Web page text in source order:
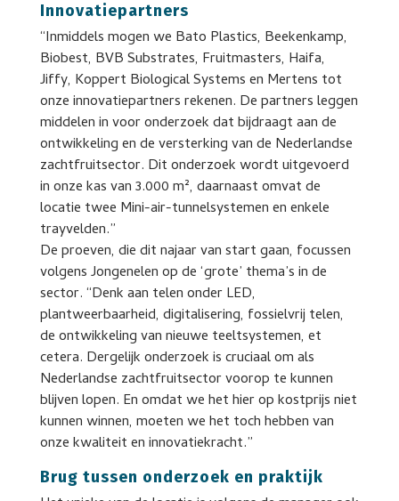
Innovatiepartners
“Inmiddels mogen we Bato Plastics, Beekenkamp,
Biobest, BVB Substrates, Fruitmasters, Haifa,
Jiffy, Koppert Biological Systems en Mertens tot
onze innovatiepartners rekenen. De partners leggen
middelen in voor onderzoek dat bijdraagt aan de
ontwikkeling en de versterking van de Nederlandse
zachtfruitsector. Dit onderzoek wordt uitgevoerd
in onze kas van 3.000 m², daarnaast omvat de
locatie twee Mini-air-tunnelsystemen en enkele
trayvelden.”
De proeven, die dit najaar van start gaan, focussen
volgens Jongenelen op de ‘grote’ thema’s in de
sector. “Denk aan telen onder LED,
plantweerbaarheid, digitalisering, fossielvrij telen,
de ontwikkeling van nieuwe teeltsystemen, et
cetera. Dergelijk onderzoek is cruciaal om als
Nederlandse zachtfruitsector voorop te kunnen
blijven lopen. En omdat we het hier op kostprijs niet
kunnen winnen, moeten we het toch hebben van
onze kwaliteit en innovatiekracht.”
Brug tussen onderzoek en praktijk